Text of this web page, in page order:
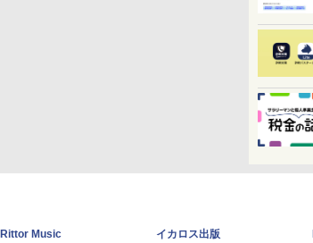
Rittor Music
イカロス出版